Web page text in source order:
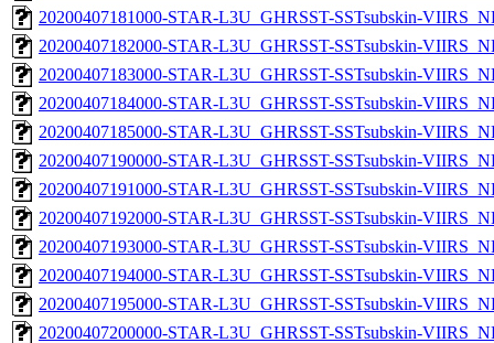
20200407181000-STAR-L3U_GHRSST-SSTsubskin-
20200407182000-STAR-L3U_GHRSST-SSTsubskin-
20200407183000-STAR-L3U_GHRSST-SSTsubskin-
20200407184000-STAR-L3U_GHRSST-SSTsubskin-
20200407185000-STAR-L3U_GHRSST-SSTsubskin-
20200407190000-STAR-L3U_GHRSST-SSTsubskin-
20200407191000-STAR-L3U_GHRSST-SSTsubskin-
20200407192000-STAR-L3U_GHRSST-SSTsubskin-
20200407193000-STAR-L3U_GHRSST-SSTsubskin-
20200407194000-STAR-L3U_GHRSST-SSTsubskin-
20200407195000-STAR-L3U_GHRSST-SSTsubskin-
20200407200000-STAR-L3U_GHRSST-SSTsubskin-